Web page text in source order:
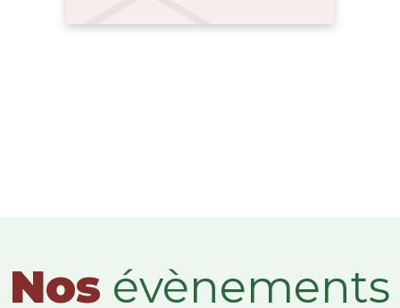
Nos évènements